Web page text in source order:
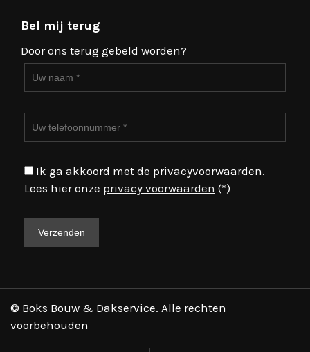
Bel mij terug
Door ons terug gebeld worden?
Ik ga akkoord met de privacyvoorwaarden.
Lees hier onze privacy voorwaarden (*)
© Boks Bouw & Dakservice. Alle rechten
voorbehouden